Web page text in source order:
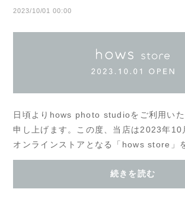
2023/10/01 00:00
日頃よりhows photo studioをご利用い
申し上げます。この度、当店は2023年
オンラインストアとなる「hows store」
ました。店舗でご購入いただけるアルバ
続きを読む